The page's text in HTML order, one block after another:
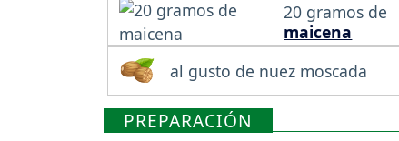
20 gramos de
maicena
al gusto de nuez moscada
PREPARACIÓN